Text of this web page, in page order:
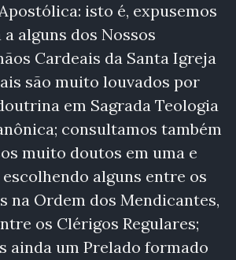
isto é, expusemos
alguns dos Nossos
Cardeais da Santa Igreja
são muito louvados por
em Sagrada Teologia
consultamos também
muito doutos em uma e
alguns entre os
na Ordem dos Mendicantes,
os Clérigos Regulares;
ainda um Prelado formado